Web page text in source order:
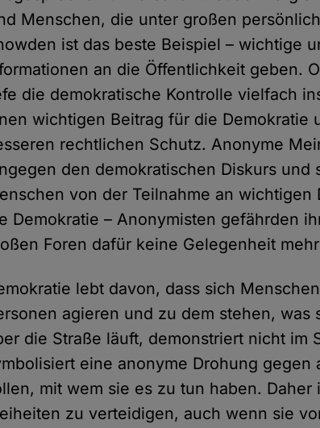
Menschen, die unter großen
ist das beste Beispiel – wichtige
an die Öffentlichkeit geben.
die demokratische Kontrolle vielfach
wichtigen Beitrag für die Demokratie
rechtlichen Schutz. Anonyme
den demokratischen Diskurs
von der Teilnahme an
Demokratie – Anonymisten gefährden
Foren dafür keine Gelegenheit
lebt davon, dass sich
agieren und zu dem stehen, was
die Straße läuft, demonstriert nicht im
eine anonyme Drohung gegen
mit wem sie es zu tun haben.
zu verteidigen, auch wenn sie